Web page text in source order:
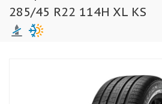
285/45 R22 114H XL KS